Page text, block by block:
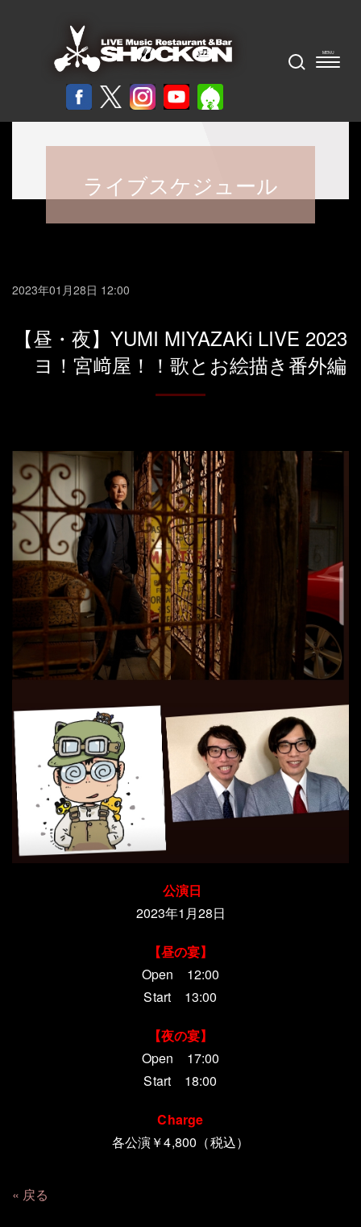
ライブスケジュール
2023年01月28日 12:00
【昼・夜】YUMI MIYAZAKi LIVE 2023
ヨ！宮﨑屋！！歌とお絵描き番外編
公演日
2023年1月28日
【昼の宴】
Open 12:00
Start 13:00
【夜の宴】
Open 17:00
Start 18:00
Charge
各公演￥4,800（税込）
戻る